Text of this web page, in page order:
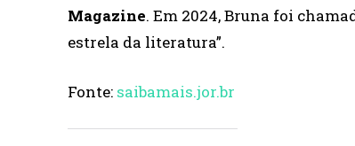
Magazine. Em 2024, Bruna foi
estrela da literatura”.
Fonte: saibamais.jor.br